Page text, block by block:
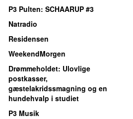
P3 Pulten: SCHAARUP #3
Natradio
Residensen
WeekendMorgen
Drømmeholdet: Ulovlige
postkasser,
gæstelakridssmagning og en
hundehvalp i studiet
P3 Musik